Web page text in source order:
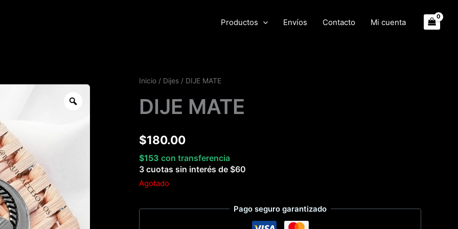
Productos Envíos Contacto Mi cuenta
Inicio / Dijes / DIJE MATE
DIJE MATE
$180.00
$153 con transferencia
3 cuotas sin interés de $60
Agotado
Pago seguro garantizado